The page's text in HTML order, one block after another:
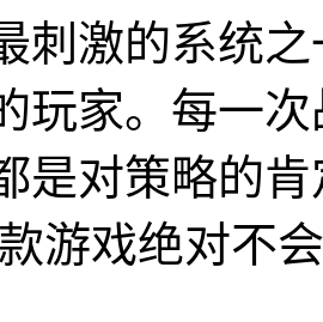
刺激的系统
玩家。每一
是对策略的
游戏绝对不